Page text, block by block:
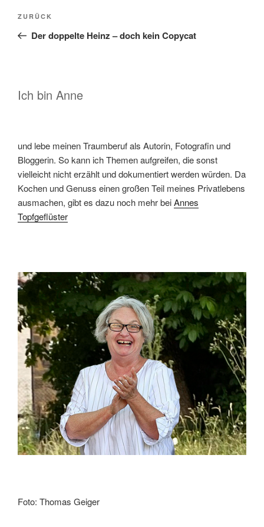
Beitragsnavigation
Vorheriger
Beitrag
ZURÜCK
Der doppelte Heinz – doch kein Copycat
Ich bin Anne
und lebe meinen Traumberuf als Autorin, Fotografin und
Bloggerin. So kann ich Themen aufgreifen, die sonst
vielleicht nicht erzählt und dokumentiert werden würden. Da
Kochen und Genuss einen großen Teil meines Privatlebens
ausmachen, gibt es dazu noch mehr beiAnnes
Topfgeflüster
Foto: Thomas Geiger